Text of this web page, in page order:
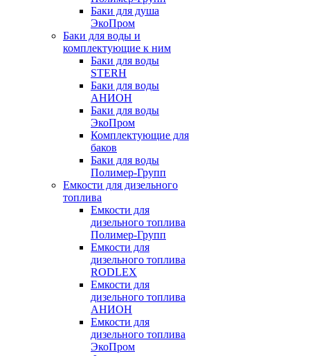
Баки для душа
ЭкоПром
Баки для воды и
комплектующие к ним
Баки для воды
STERH
Баки для воды
АНИОН
Баки для воды
ЭкоПром
Комплектующие для
баков
Баки для воды
Полимер-Групп
Емкости для дизельного
топлива
Емкости для
дизельного топлива
Полимер-Групп
Емкости для
дизельного топлива
RODLEX
Емкости для
дизельного топлива
АНИОН
Емкости для
дизельного топлива
ЭкоПром